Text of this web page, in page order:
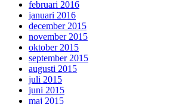
februari 2016
januari 2016
december 2015
november 2015
oktober 2015
september 2015
augusti 2015
juli 2015
juni 2015
maj 2015